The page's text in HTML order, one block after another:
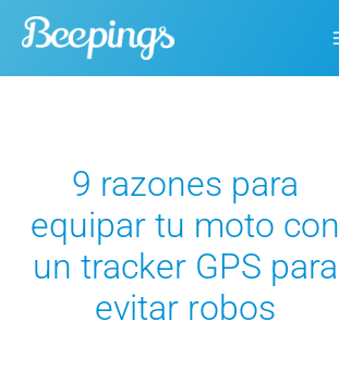
contenido
9 razones para
equipar tu moto con
un tracker GPS para
evitar robos